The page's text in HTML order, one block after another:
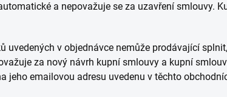
a nepovažuje se za uzavření smlouvy.
uvedených v objednávce nemůže prodávající
za nový návrh kupní smlouvy a kupní
jeho emailovou adresu uvedenu v těchto